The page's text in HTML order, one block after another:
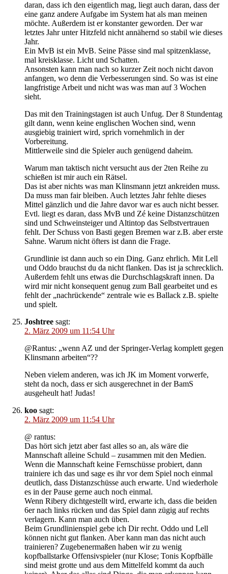
daran, dass ich den eigentlich mag, liegt auch daran, dass der
eine ganz andere Aufgabe im System hat als man meinen
möchte. Außerdem ist er konstanter geworden. Der war
letztes Jahr unter Hitzfeld nicht annähernd so stabil wie dieses
Jahr.
Ein MvB ist ein MvB. Seine Pässe sind mal spitzenklasse,
mal kreisklasse. Licht und Schatten.
Ansonsten kann man nach so kurzer Zeit noch nicht davon
anfangen, wo denn die Verbesserungen sind. So was ist eine
langfristige Arbeit und nicht was was man auf 3 Wochen
sieht.
Das mit den Trainingstagen ist auch Unfug. Der 8 Stundentag
gilt dann, wenn keine englischen Wochen sind, wenn
ausgiebig trainiert wird, sprich vornehmlich in der
Vorbereitung.
Mittlerweile sind die Spieler auch genügend daheim.
Warum man taktisch nicht versucht aus der 2ten Reihe zu
schießen ist mir auch ein Rätsel.
Das ist aber nichts was man Klinsmann jetzt ankreiden muss.
Da muss man fair bleiben. Auch letztes Jahr fehlte dieses
Mittel gänzlich und die Jahre davor war es auch nicht besser.
Evtl. liegt es daran, dass MvB und Zé keine Distanzschützen
sind und Schweinsteiger und Altintop das Selbstvertrauen
fehlt. Der Schuss von Basti gegen Bremen war z.B. aber erste
Sahne. Warum nicht öfters ist dann die Frage.
Grundlinie ist dann auch so ein Ding. Ganz ehrlich. Mit Lell
und Oddo brauchst du da nicht flanken. Das ist ja schrecklich.
Außerdem fehlt uns etwas die Durchschlagskraft innen. Da
wird mir nicht konsequent genug zum Ball gearbeitet und es
fehlt der „nachrückende“ zentrale wie es Ballack z.B. spielte
und spielt.
Joshtree sagt:
2. März 2009 um 11:54 Uhr
@Rantus: „wenn AZ und der Springer-Verlag komplett gegen
Klinsmann arbeiten“??
Neben vielem anderen, was ich JK im Moment vorwerfe,
steht da noch, dass er sich ausgerechnet in der BamS
ausgeheult hat! Judas!
koo sagt:
2. März 2009 um 11:54 Uhr
@ rantus:
Das hört sich jetzt aber fast alles so an, als wäre die
Mannschaft alleine Schuld – zusammen mit den Medien.
Wenn die Mannschaft keine Fernschüsse probiert, dann
trainiere ich das und sage es ihr vor dem Spiel noch einmal
deutlich, dass Distanzschüsse auch erwarte. Und wiederhole
es in der Pause gerne auch noch einmal.
Wenn Ribery dichtgestellt wird, erwarte ich, dass die beiden
6er nach links rücken und das Spiel dann zügig auf rechts
verlagern. Kann man auch üben.
Beim Grundlinienspiel gebe ich Dir recht. Oddo und Lell
können nicht gut flanken. Aber kann man das nicht auch
trainieren? Zugebenermaßen haben wir zu wenig
kopfballstarke Offensivspieler (nur Klose; Tonis Kopfbälle
sind meist grotte und aus dem Mittelfeld kommt da auch